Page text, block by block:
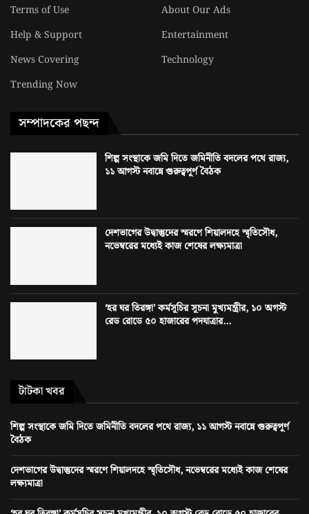
Terms of Use
About Our Ads
Help & Support
Entertainment
News Covering
Technology
Trending Now
সম্পাদকের পছন্দ
শিল্প সংস্থাকে জমি দিতে জমিনীতি বদলের পথে রাজ্য,
১১ আগস্ট নবান্নে গুরুত্বপূর্ণ বৈঠক
দেশভাগের উদ্বাস্তুদের স্মরণে শিয়ালদহে স্মৃতিসৌধ,
নভেম্বরের মধ্যেই কাজ শেষের লক্ষ্যমাত্রা
‘হর ঘর তিরঙ্গা’ কর্মসূচির সূচনা মুখ্যমন্ত্রীর, ১০ অগস্ট
রেড রোডে ৫০ হাজারের পদযাত্রার...
টাটকা খবর
শিল্প সংস্থাকে জমি দিতে জমিনীতি বদলের পথে রাজ্য, ১১ আগস্ট নবান্নে গুরুত্বপূর্ণ
বৈঠক
দেশভাগের উদ্বাস্তুদের স্মরণে শিয়ালদহে স্মৃতিসৌধ, নভেম্বরের মধ্যেই কাজ শেষের
লক্ষ্যমাত্রা